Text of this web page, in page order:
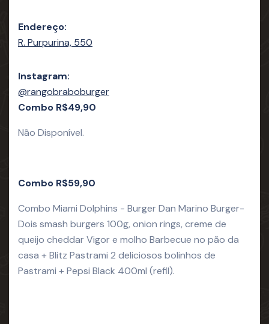
Endereço:
R. Purpurina, 550
Instagram:
@rangobraboburger
Combo R$49,90
Não Disponível.
Combo R$59,90
Combo Miami Dolphins - Burger Dan Marino Burger-
Dois smash burgers 100g, onion rings, creme de
queijo cheddar Vigor e molho Barbecue no pão da
casa + Blitz Pastrami 2 deliciosos bolinhos de
Pastrami + Pepsi Black 400ml (refil).